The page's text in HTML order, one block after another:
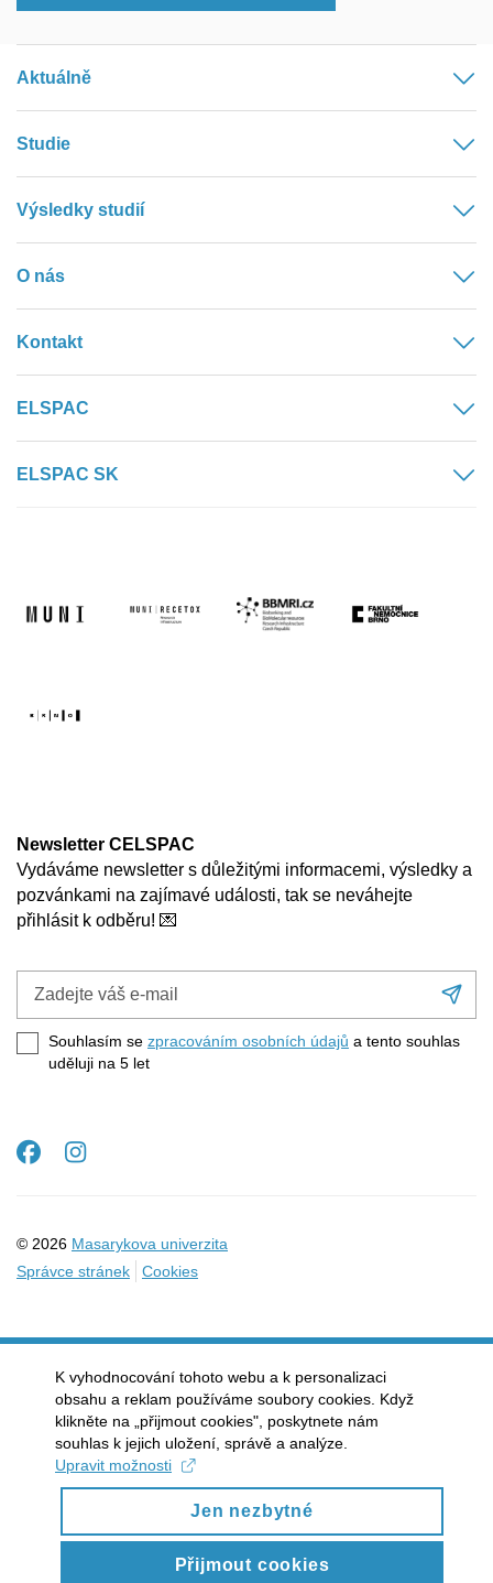
Aktuálně
Studie
Výsledky studií
O nás
Kontakt
ELSPAC
ELSPAC SK
Newsletter CELSPAC
Vydáváme newsletter s důležitými informacemi, výsledky a
pozvánkami na zajímavé události, tak se neváhejte
přihlásit k odběru! 💌
e-
mail
Souhlasím se zpracováním osobních údajů a tento souhlas
uděluji na 5 let
© 2026 Masarykova univerzita
Správce stránek
Cookies
Facebook
Instagram
K vyhodnocování tohoto webu a k personalizaci
obsahu a reklam používáme soubory cookies. Když
klikněte na „přijmout cookies", poskytnete nám
souhlas k jejich uložení, správě a analýze.
Upravit možnosti
Jen nezbytné
Přijmout cookies